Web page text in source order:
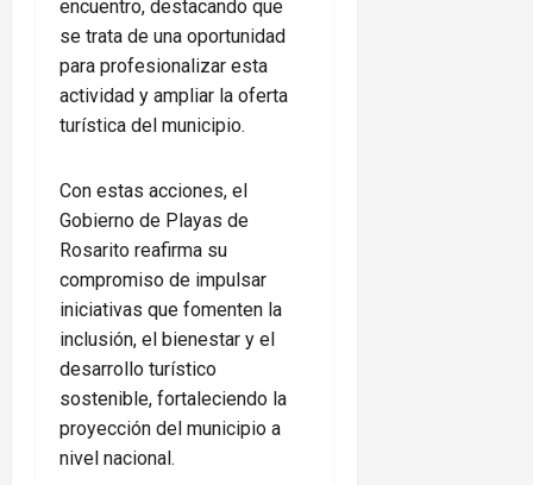
encuentro, destacando que
se trata de una oportunidad
para profesionalizar esta
actividad y ampliar la oferta
turística del municipio.
Con estas acciones, el
Gobierno de Playas de
Rosarito reafirma su
compromiso de impulsar
iniciativas que fomenten la
inclusión, el bienestar y el
desarrollo turístico
sostenible, fortaleciendo la
proyección del municipio a
nivel nacional.